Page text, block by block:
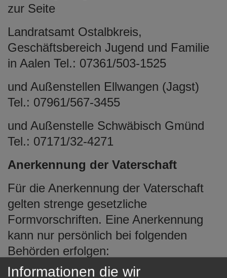
zur Seite
Landratsamt Ostalbkreis,
Geschäftsbereich Jugend und Familie
in Aalen Tel.: 07361/503-1525
und Außenstellen Ellwangen (Jagst)
Tel.: 07961/567-3455
und Außenstelle Schwäbisch Gmünd
Tel.: 07171/32-4271
Anerkennung der Vaterschaft
Für die Anerkennung der Vaterschaft
gelten strenge gesetzliche
Formvorschriften. Eine Anerkennung
kann nur persönlich bei folgenden
Behörden erfolgen:
Jugendamt
Informationen die wir